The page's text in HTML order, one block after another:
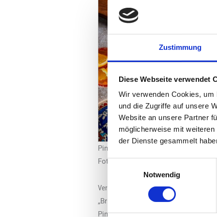
Zustimmung
Diese Webseite verwendet
Wir verwenden Cookies,
und die Zugriffe auf unsere
Website an unsere Partner
möglicherweise mit
der Dienste gesammelt
Einwilligungsauswahl
Notwendig
Pinsa alle pere e gorgonzola
Foto: Bridor
Verschiedene Größen und Rezepte
„Bridor“ bietet zwei Pinsa-Formate
Pinsas von „Bridor“ zeichnen sich